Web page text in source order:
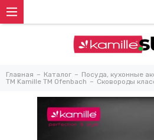
Главная Каталог
Посуда, кухонные
TM Kamille TM Ofenbach
Сковороды